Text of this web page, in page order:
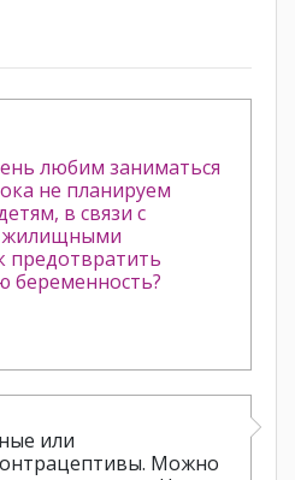
любим заниматься
не планируем
в связи с
предотвратить
беременность?
или
Можно